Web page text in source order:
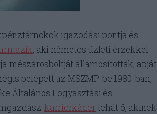
igazodási pontja és
, aki németes üzleti érzékkel
mészárosboltját államosították, apját
belépett az MSZMP-be 1980-ban,
Általános Fogyasztási és
karrierkáder tehát ő, akinek